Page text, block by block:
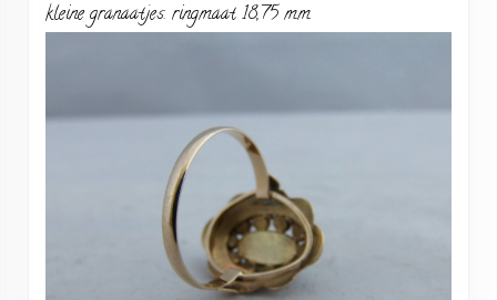
kleine granaatjes. ringmaat 18,75 mm